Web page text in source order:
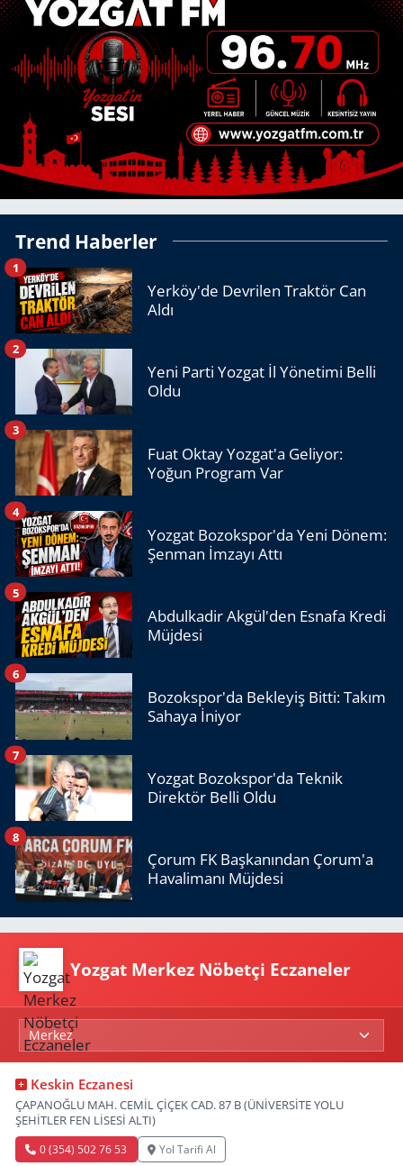
Trend Haberler
Yerköy'de Devrilen Traktör Can
Aldı
1
Yeni Parti Yozgat İl Yönetimi Belli
Oldu
2
Fuat Oktay Yozgat'a Geliyor:
Yoğun Program Var
3
Yozgat Bozokspor'da Yeni Dönem:
Şenman İmzayı Attı
4
Abdulkadir Akgül'den Esnafa Kredi
Müjdesi
5
Bozokspor'da Bekleyiş Bitti: Takım
Sahaya İniyor
6
Yozgat Bozokspor'da Teknik
Direktör Belli Oldu
7
Çorum FK Başkanından Çorum'a
Havalimanı Müjdesi
8
Yozgat Merkez Nöbetçi Eczaneler
Keskin Eczanesi
ÇAPANOĞLU MAH. CEMİL ÇİÇEK CAD. 87 B (ÜNİVERSİTE YOLU
ŞEHİTLER FEN LİSESİ ALTI)
0 (354) 502 76 53 Yol Tarifi Al